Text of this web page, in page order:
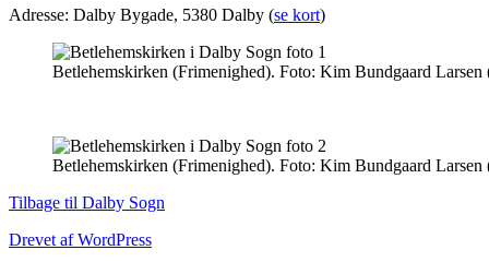
Adresse: Dalby Bygade, 5380 Dalby (se kort)
Betlehemskirken (Frimenighed). Foto: Kim Bundgaard Larsen
Betlehemskirken (Frimenighed). Foto: Kim Bundgaard Larsen
Tilbage til Dalby Sogn
Drevet af WordPress